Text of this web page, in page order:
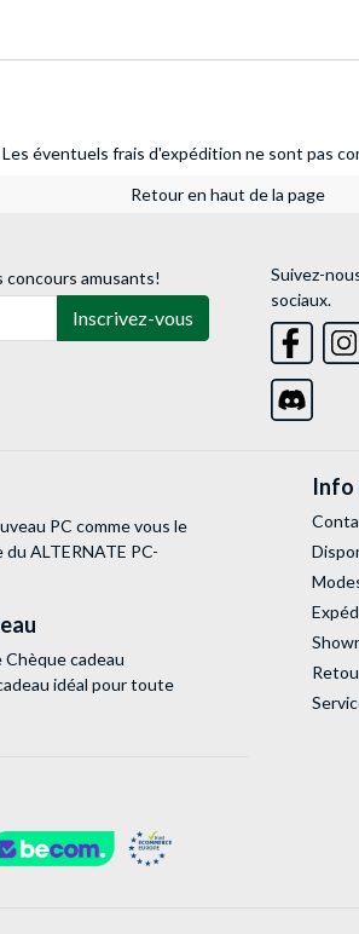
éventuels frais d'expédition ne sont pas
Retour en haut de la page
amusants!
Inscrivez-vous
Suivez-
sociaux.
PC comme vous le
ALTERNATE PC-
Chèque cadeau
idéal pour toute
Info